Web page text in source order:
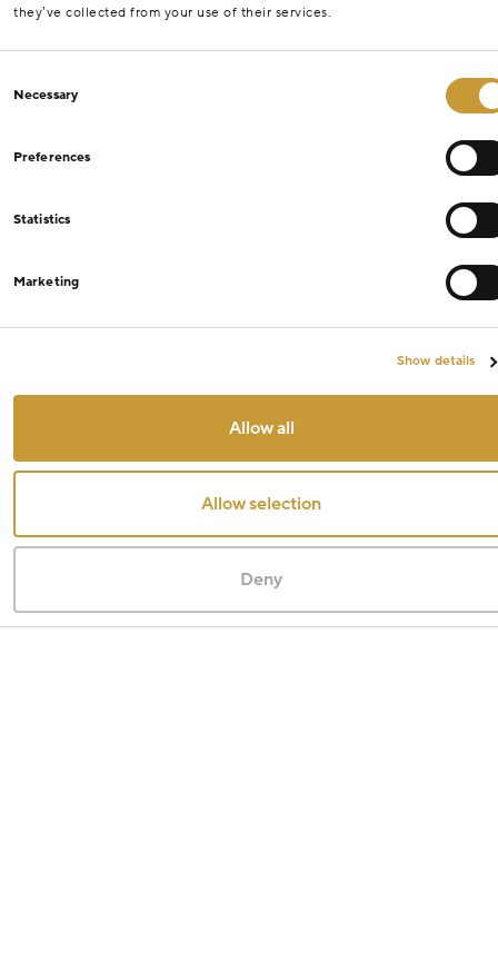
they’ve collected from your use of their services.
Selection
Necessary
Preferences
Statistics
Marketing
Show details
Allow all
Allow selection
Deny